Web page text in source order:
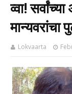
व्वा!
मान्यवरांचा
Lokvaarta